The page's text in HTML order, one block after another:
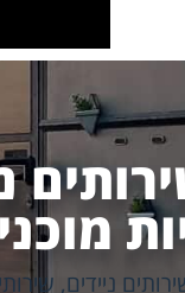
ניידים,